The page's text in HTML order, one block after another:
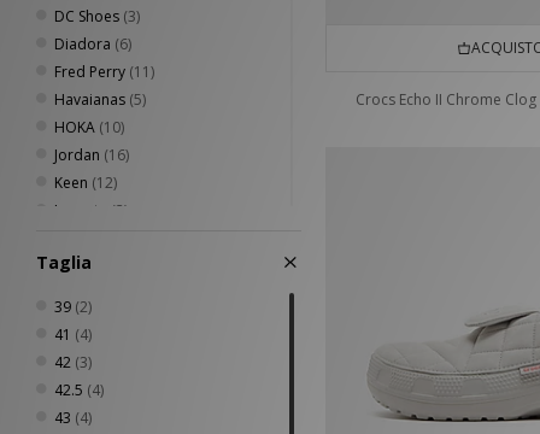
DC Shoes (3)
Diadora (6)
Fred Perry (11)
Havaianas (5)
HOKA (10)
Jordan (16)
Keen (12)
Lacoste
(3)
New Balance
Novesta
Oakley FT
On Running
Paraboot
Taglia
39 (2)
41 (4)
42 (3)
42.5 (4)
43 (4)
Crocs Echo II Chrome Clog